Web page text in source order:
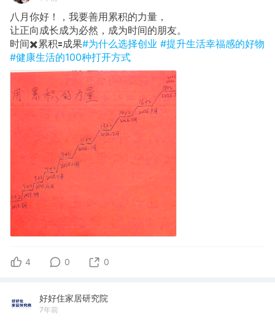
八月你好！，我要善用累积的力量，
让正向成长成为必然，成为时间的朋友。
时间✖️累积🟰成果#为什么选择创业 #提升生活幸福感的好物
#健康生活的100种打开方式
4 0 0
好好住家居研究院
7年前